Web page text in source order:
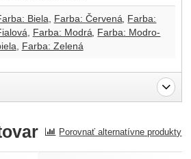
Biela Farba: Červená Farba:
Farba: Modrá Farba: Modro-
Farba: Zelená
Porovnať alternatívne produkty